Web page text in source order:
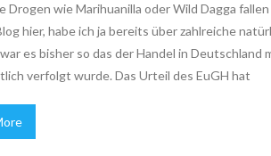
Drogen wie Marihuanilla oder Wild Dagga
hier, habe ich ja bereits über zahlreiche
es bisher so das der Handel in
verfolgt wurde. Das Urteil des EuGH hat